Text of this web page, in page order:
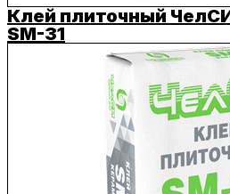
Клей плиточный
SM-31